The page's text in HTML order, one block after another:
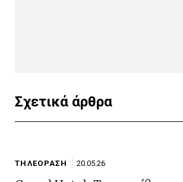
Σχετικά άρθρα
ΤΗΛΕΟΡΑΣΗ 20.05.26